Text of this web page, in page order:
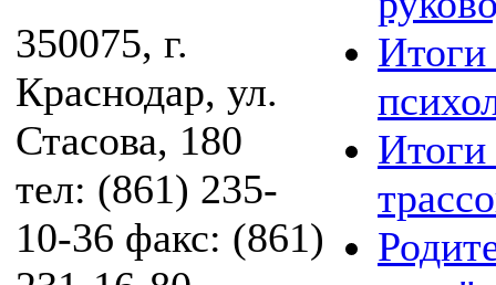
350075, г.
Краснодар, ул.
Стасова, 180
тел: (861) 235-
10-36 факс: (861)
Итоги
Итоги